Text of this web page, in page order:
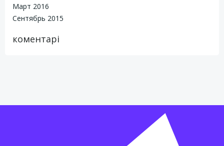
Март 2016
Сентябрь 2015
коментарі